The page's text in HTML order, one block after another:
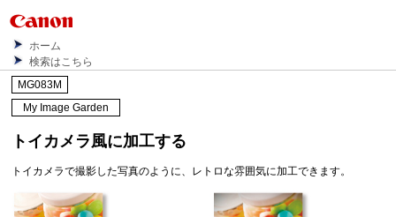
ホーム
検索はこちら
MG083M
My Image Garden
トイカメラ風に加工する
トイカメラで撮影した写真のように、レトロな雰囲気に加工できます。